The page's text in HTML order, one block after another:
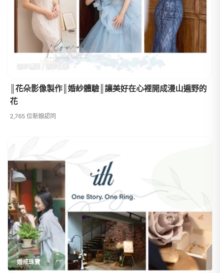
婚紗禮服 / 婚紗攝影
║花朵影像製作║婚紗體驗║讓美好在心裡開成漫山遍野的
花
2,765 位新娘認同
婚戒珠寶